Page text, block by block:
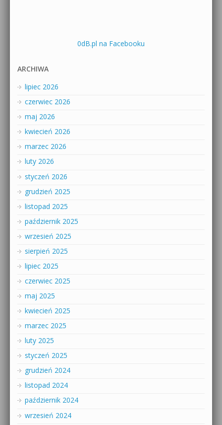
0dB.pl na Facebooku
ARCHIWA
lipiec 2026
czerwiec 2026
maj 2026
kwiecień 2026
marzec 2026
luty 2026
styczeń 2026
grudzień 2025
listopad 2025
październik 2025
wrzesień 2025
sierpień 2025
lipiec 2025
czerwiec 2025
maj 2025
kwiecień 2025
marzec 2025
luty 2025
styczeń 2025
grudzień 2024
listopad 2024
październik 2024
wrzesień 2024